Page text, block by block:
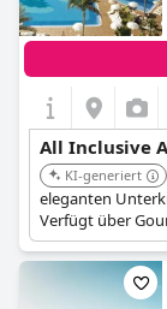
All Inclusive
KI-generiert
eleganten
Verfügt über
Poolbereich und
Aufenthalt